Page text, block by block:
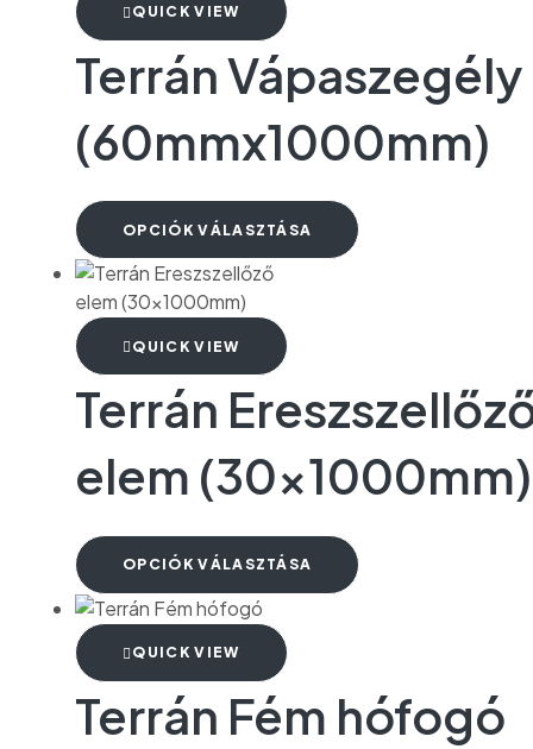
QUICK VIEW
Terrán Vápaszegély
(60mmx1000mm)
OPCIÓK VÁLASZTÁSA
QUICK VIEW
Terrán
elem (30x1000mm)
OPCIÓK VÁLASZTÁSA
QUICK VIEW
Terrán Fém hófogó